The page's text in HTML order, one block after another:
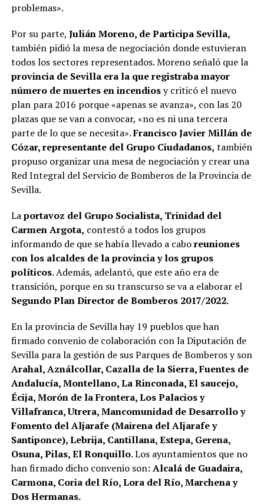
problemas».
Por su parte, Julián Moreno, de Participa Sevilla,
también pidió la mesa de negociación donde estuvieran
todos los sectores representados. Moreno señaló que la
provincia de Sevilla era la que registraba mayor
número de muertes en incendiosy criticó el nuevo
plan para 2016 porque «apenas se avanza», con las 20
plazas que se van a convocar, «no es ni una tercera
parte de lo que se necesita».Francisco Javier Millán de
Cózar, representante del Grupo Ciudadanos, también
propuso organizar una mesa de negociación y crear una
Red Integral del Servicio de Bomberos de la Provincia de
Sevilla.
Laportavoz del Grupo Socialista, Trinidad del
Carmen Argota, contestó a todos los grupos
informando de que se había llevado a caboreuniones
con los alcaldes de la provincia y los grupos
políticos. Además, adelantó, que este año era de
transición, porque en su transcurso se va a elaborar el
Segundo Plan Director de Bomberos 2017/2022.
En la provincia de Sevilla hay 19 pueblos que han
firmado convenio de colaboración con la Diputación de
Sevilla para la gestión de sus Parques de Bomberos y son
Arahal, Aználcollar, Cazalla de la Sierra, Fuentes de
Andalucía, Montellano, La Rinconada, El saucejo,
Écija, Morón de la Frontera, Los Palacios y
Villafranca, Utrera, Mancomunidad de Desarrollo y
Fomento del Aljarafe (Mairena del Aljarafe y
Santiponce), Lebrija, Cantillana, Estepa, Gerena,
Osuna, Pilas, El Ronquillo. Los ayuntamientos que no
han firmado dicho convenio son: Alcalá de Guadaira,
Carmona, Coria del Río, Lora del Río, Marchena y
Dos Hermanas.